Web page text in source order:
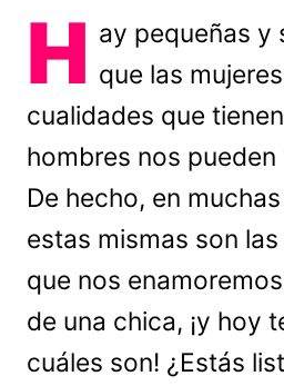
H ay pequeñas y
que las
cualidades que
hombres nos
De hecho, en
estas mismas son
que nos
de una chica, ¡y hoy
cuáles son! ¿Estás